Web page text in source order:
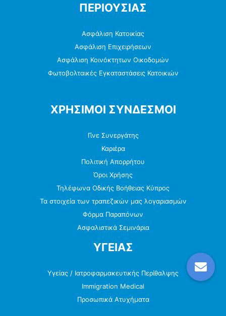
ΠΕΡΙΟΥΣΙΑΣ
Ασφάλιση Κατοικίας
Ασφάλιση Επιχειρήσεων
Ασφάλιση Κοινόκτητων Οικοδομών
Φωτοβολταικές Εγκαταστάσεις Κατοικιών
ΧΡΗΣΙΜΟΙ ΣΥΝΔΕΣΜΟΙ
Γίνε Συνεργάτης
Καριέρα
Πολιτική Απορρήτου
Όροι Χρήσης
Τηλέφωνα Οδικής Βοήθειας Κύπρος
Τα στοιχεία των τραπεζικών μας λογαριασμών
Φόρμα Παραπόνων
Ασφαλιστικά Σεμινάρια
ΥΓΕΙΑΣ
Υγείας / Ιατροφαρμακευτικής Περίθαλψης
Immigration Medical
Προσωπικά Ατυχήματα